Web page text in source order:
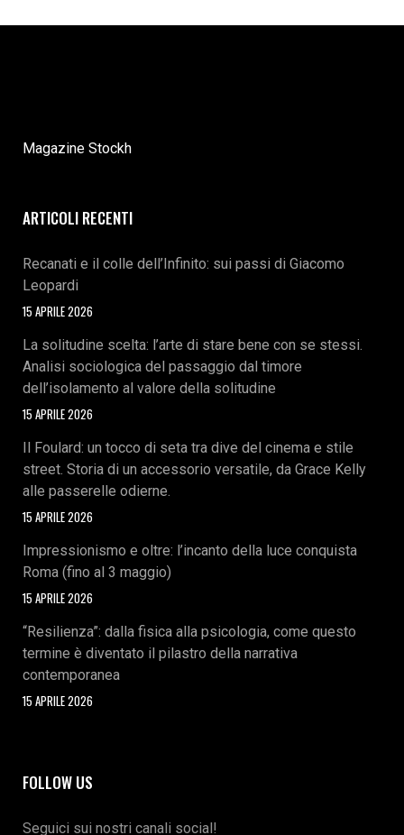
Magazine Stockh
ARTICOLI RECENTI
Recanati e il colle dell’Infinito: sui passi di Giacomo
Leopardi
15 APRILE 2026
La solitudine scelta: l’arte di stare bene con se stessi.
Analisi sociologica del passaggio dal timore
dell’isolamento al valore della solitudine
15 APRILE 2026
Il Foulard: un tocco di seta tra dive del cinema e stile
street. Storia di un accessorio versatile, da Grace Kelly
alle passerelle odierne.
15 APRILE 2026
Impressionismo e oltre: l’incanto della luce conquista
Roma (fino al 3 maggio)
15 APRILE 2026
“Resilienza”: dalla fisica alla psicologia, come questo
termine è diventato il pilastro della narrativa
contemporanea
15 APRILE 2026
FOLLOW US
Seguici sui nostri canali social!